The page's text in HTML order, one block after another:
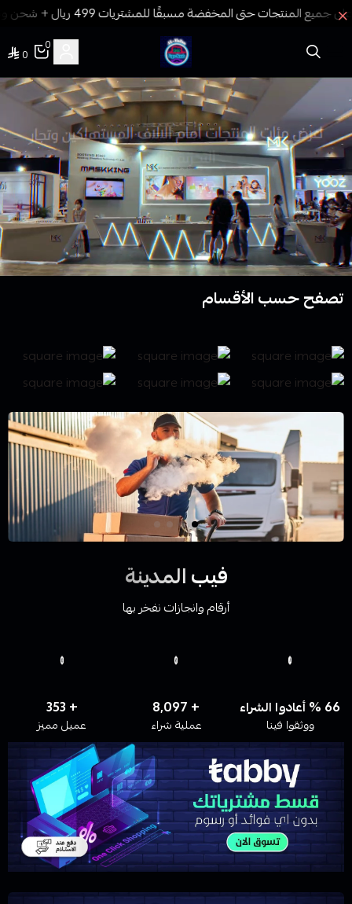
فيب المدينة 0
0
تصفح حسب الأقسام
فيب المدينة
أرقام وانجازات نفخر بها
72 % أعادوا الشراء
ووثقوا فينا
+ 12,324
عملية شراء
+ 387
عميل مميز